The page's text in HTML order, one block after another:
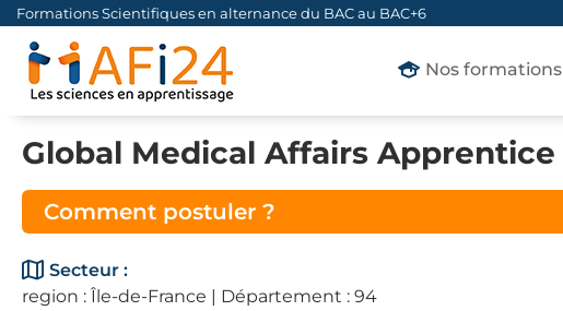
Formations Scientifiques en alternance du BAC au BAC+6
Nos formations
Global Medical Affairs Apprentice
Comment postuler ?
Secteur :
region : Île-de-France | Département : 94